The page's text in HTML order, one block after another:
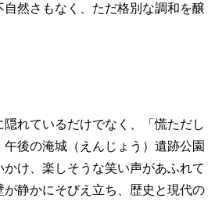
然さもなく、ただ格別な調和を醸
れているだけでなく、「慌ただし
後の淹城（えんじょう）遺跡公園
け、楽しそうな笑い声があふれて
静かにそびえ立ち、歴史と現代の